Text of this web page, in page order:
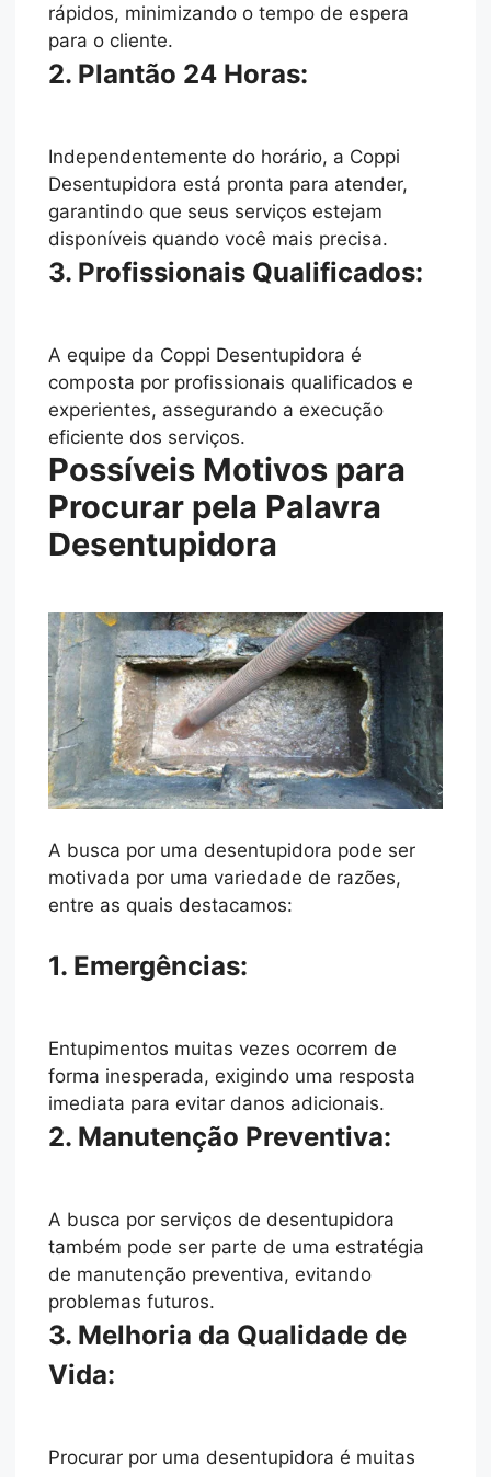
rápidos, minimizando o tempo de espera
para o cliente.
2. Plantão 24 Horas:
Independentemente do horário, a Coppi
Desentupidora está pronta para atender,
garantindo que seus serviços estejam
disponíveis quando você mais precisa.
3. Profissionais Qualificados:
A equipe da Coppi Desentupidora é
composta por profissionais qualificados e
experientes, assegurando a execução
eficiente dos serviços.
Possíveis Motivos para
Procurar pela Palavra
Desentupidora
A busca por uma desentupidora pode ser
motivada por uma variedade de razões,
entre as quais destacamos:
1. Emergências:
Entupimentos muitas vezes ocorrem de
forma inesperada, exigindo uma resposta
imediata para evitar danos adicionais.
2. Manutenção Preventiva:
A busca por serviços de desentupidora
também pode ser parte de uma estratégia
de manutenção preventiva, evitando
problemas futuros.
3. Melhoria da Qualidade de
Vida:
Procurar por uma desentupidora é muitas